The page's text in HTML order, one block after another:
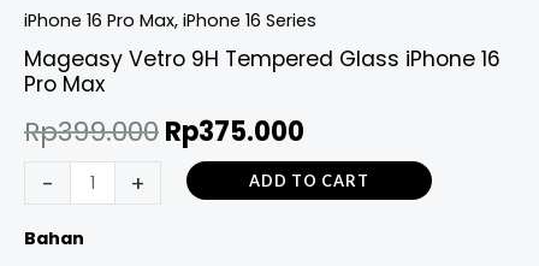
iPhone 16 Pro Max, iPhone 16 Series
Mageasy Vetro 9H Tempered Glass iPhone 16
Pro Max
Rp399.000Rp375.000
- + ADD TO CART
Bahan